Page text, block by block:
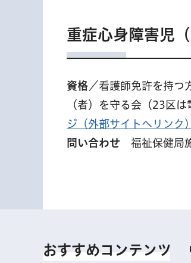
重症心身障害児
資格 ／看護師免許を持つ
（者）を守る会（23区
ジ（外部サイトへリンク）
問い合わせ 福祉保健局
おすすめコンテンツ